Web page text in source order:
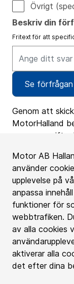
Motor AB
använder
upplevelse på
anpassa
funktioner för
webbtrafiken.
av alla cookies
aktiverar alla
det efter dina
Övrigt
Beskriv din
Fritext för att
Se förfrågan
Genom att
MotorHalland
Motorhalland